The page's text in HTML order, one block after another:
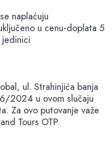
naplaćuju
u cenu-doplata 5
ul. Strahinjića banja
2024 u ovom slučaju
Za ovo putovanje važe
Tours OTP